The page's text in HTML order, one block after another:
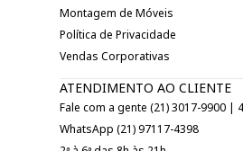
Montagem de Móveis
Política de Privacidade
Vendas Corporativas
ATENDIMENTO AO CLIENTE
Fale com a gente (21) 3017-9900 |
WhatsApp (21) 97117-4398